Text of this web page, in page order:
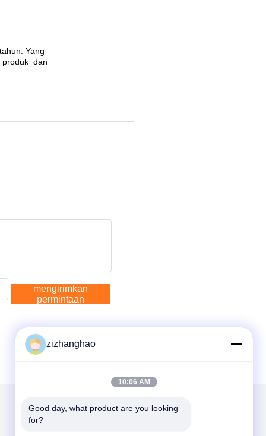
Yang
produk dan
mengirimkan
permintaan
Kirimkan Kami
zizhanghao
10:06 AM
Good day, what product are you looking
for?